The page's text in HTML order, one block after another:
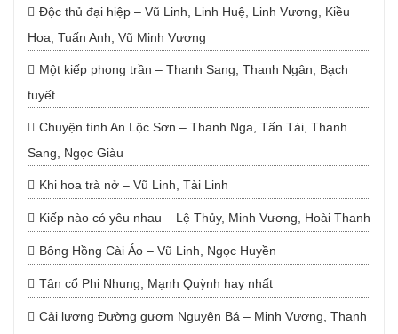
Độc thủ đại hiệp – Vũ Linh, Linh Huệ, Linh Vương, Kiều
Hoa, Tuấn Anh, Vũ Minh Vương
Một kiếp phong trần – Thanh Sang, Thanh Ngân, Bạch
tuyết
Chuyện tình An Lộc Sơn – Thanh Nga, Tấn Tài, Thanh
Sang, Ngọc Giàu
Khi hoa trà nở – Vũ Linh, Tài Linh
Kiếp nào có yêu nhau – Lệ Thủy, Minh Vương, Hoài Thanh
Bông Hồng Cài Áo – Vũ Linh, Ngọc Huyền
Tân cổ Phi Nhung, Mạnh Quỳnh hay nhất
Cải lương Đường gươm Nguyên Bá – Minh Vương, Thanh